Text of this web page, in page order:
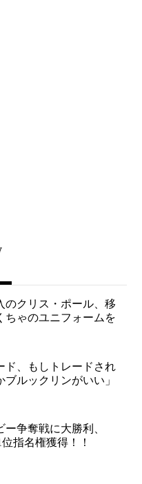
のクリス・ポール、移
ちゃのユニフォームを
ド、もしトレードされ
ルックリンがいい」
争奪戦に大勝利、
指名権獲得！！